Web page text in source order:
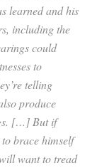
learned and his
including the
could
to
telling
produce
[…] But if
brace himself
want to tread